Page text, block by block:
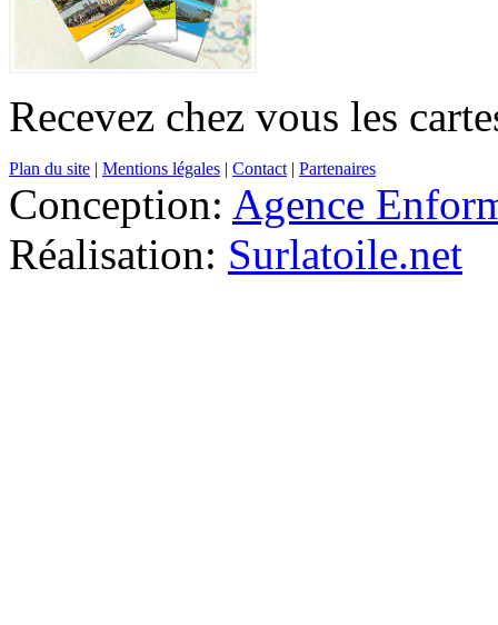
Recevez chez vous les
Plan du site | Mentions légales | Contact | Partenaires
Conception: Agence
Réalisation: Surlatoile.net